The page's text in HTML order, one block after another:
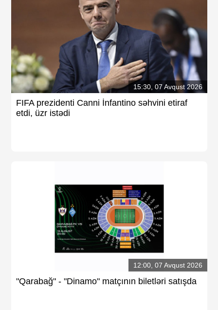
15:30, 07 Avqust 2026
FIFA prezidenti Canni İnfantino səhvini etiraf
etdi, üzr istədi
12:00, 07 Avqust 2026
"Qarabağ" - "Dinamo" matçının biletləri satışda